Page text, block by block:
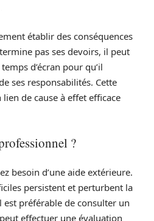
établir des conséquences
pas ses devoirs, il peut
d’écran pour qu’il
ses responsabilités. Cette
de cause à effet efficace
?
besoin d’une aide extérieure.
persistent et perturbent la
préférable de consulter un
effectuer une évaluation